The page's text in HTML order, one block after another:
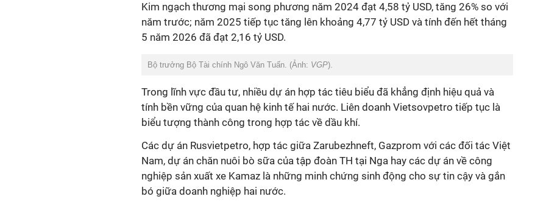
Kim ngạch thương mại song phương năm 2024 đạt 4,58 tỷ USD, tăng 26% so với
năm trước; năm 2025 tiếp tục tăng lên khoảng 4,77 tỷ USD và tính đến hết tháng
5 năm 2026 đã đạt 2,16 tỷ USD.
Bộ trưởng Bộ Tài chính Ngô Văn Tuấn. (Ảnh: VGP).
Trong lĩnh vực đầu tư, nhiều dự án hợp tác tiêu biểu đã khẳng định hiệu quả và
tính bền vững của quan hệ kinh tế hai nước. Liên doanh Vietsovpetro tiếp tục là
biểu tượng thành công trong hợp tác về dầu khí.
Các dự án Rusvietpetro, hợp tác giữa Zarubezhneft, Gazprom với các đối tác Việt
Nam, dự án chăn nuôi bò sữa của tập đoàn TH tại Nga hay các dự án về công
nghiệp sản xuất xe Kamaz là những minh chứng sinh động cho sự tin cậy và gắn
bó giữa doanh nghiệp hai nước.